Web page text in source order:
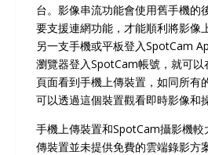
台。影像串流功能會使用舊手機的
要支援連網功能，才能順利將影像
另一支手機或平板登入SpotCam
瀏覽器登入SpotCam帳號，就可以
頁面看到手機上傳裝置，如同所有
可以透過這個裝置觀看即時影像和
手機上傳裝置和SpotCam攝影機
傳裝置並未提供免費的雲端錄影方